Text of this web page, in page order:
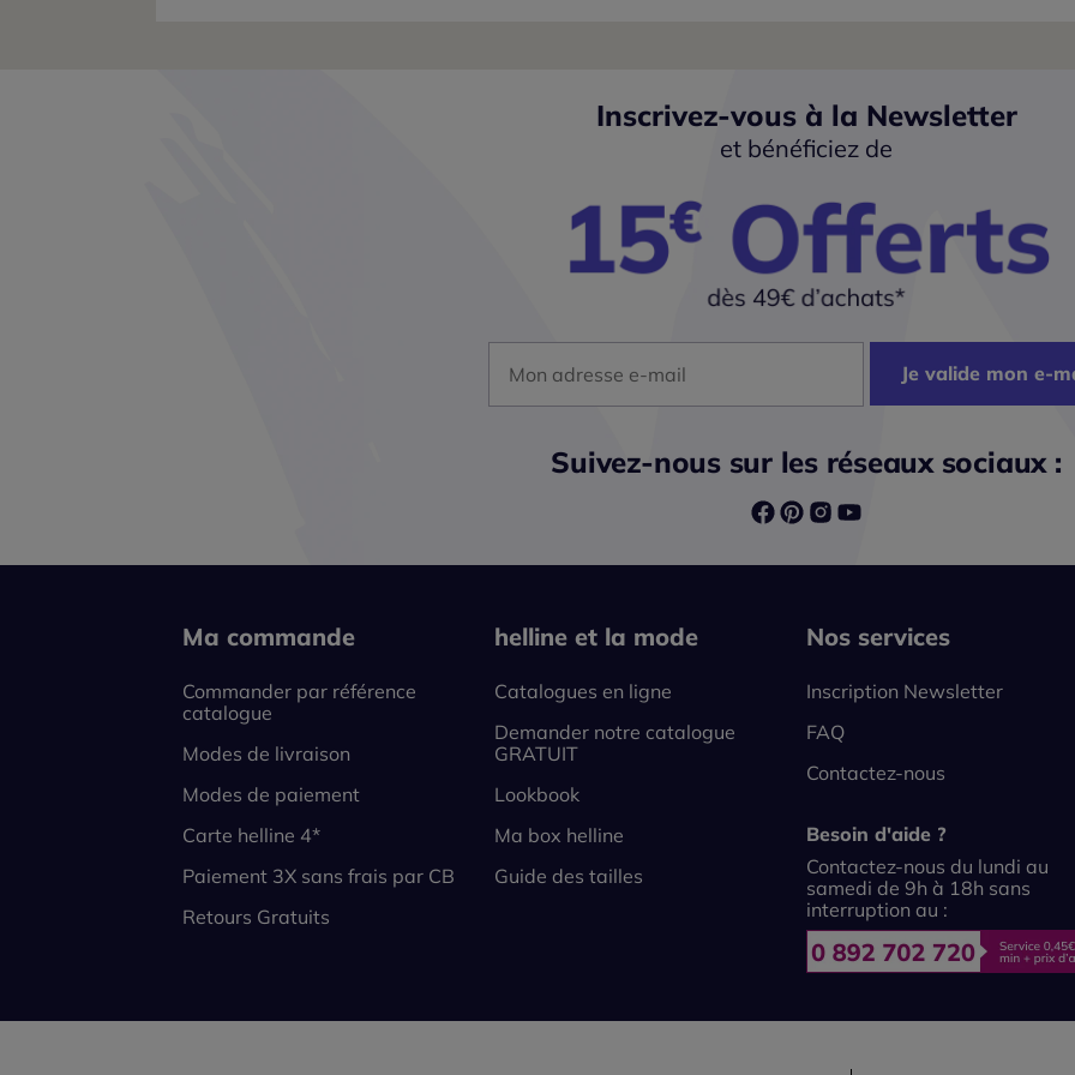
Inscrivez-vous à la Newsletter
et bénéficiez de
Je valide mon e-
Suivez-nous sur les réseaux sociaux :
Ma commande
Commander par référence
catalogue
Modes de livraison
Modes de paiement
Carte helline 4*
Paiement 3X sans frais par CB
Retours Gratuits
helline et la mode
Catalogues en ligne
Demander notre catalogue
GRATUIT
Lookbook
Ma box helline
Guide des tailles
Nos services
Inscription Newsletter
FAQ
Contactez-nous
Besoin d'aide ?
Contactez-nous du lundi au
samedi de 9h à 18h sans
interruption au :